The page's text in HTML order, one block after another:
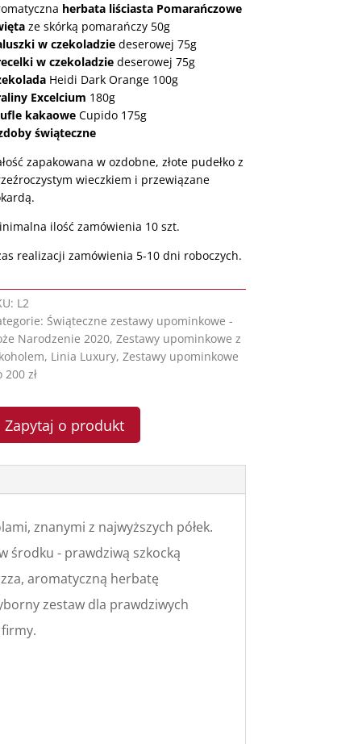
herbata liściasta Pomarańczowe
ze skórką pomarańczy 50g
w czekoladziedeserowej 75g
w czekoladziedeserowej 75g
Heidi Dark Orange 100g
Excelcium 180g
kakaoweCupido 175g
świąteczne
zapakowana w ozdobne, złote pudełko z
wieczkiem i przewiązane
ilość zamówienia 10 szt.
realizacji zamówienia 5-10 dni roboczych.
L2
Świąteczne zestawy upominkowe -
Narodzenie 2020, Zestawy upominkowe z
, Linia Luxury, Zestawy upominkowe
200 zł
Zapytaj o produkt
znanymi z najwyższych półek.
środku - prawdziwą szkocką
aromatyczną herbatę
zestaw dla prawdziwych